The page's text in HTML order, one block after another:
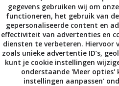
Hartige havermout
met tomaat en
Parmezaanse kaas
gegevens gebruiken wij om
functioneren, het gebruik van
gepersonaliseerde content en
effectiviteit van advertenties en
diensten te verbeteren. Hiervoor
zoals unieke advertentie ID’s,
kunt je cookie instellingen
onderstaande 'Meer opties'
instellingen aanpassen'